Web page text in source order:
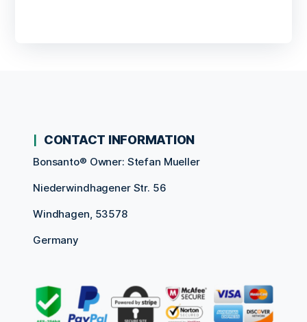
CONTACT INFORMATION
Bonsanto® Owner: Stefan Mueller
Niederwindhagener Str. 56
Windhagen, 53578
Germany